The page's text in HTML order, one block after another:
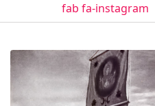
fab fa-instagram